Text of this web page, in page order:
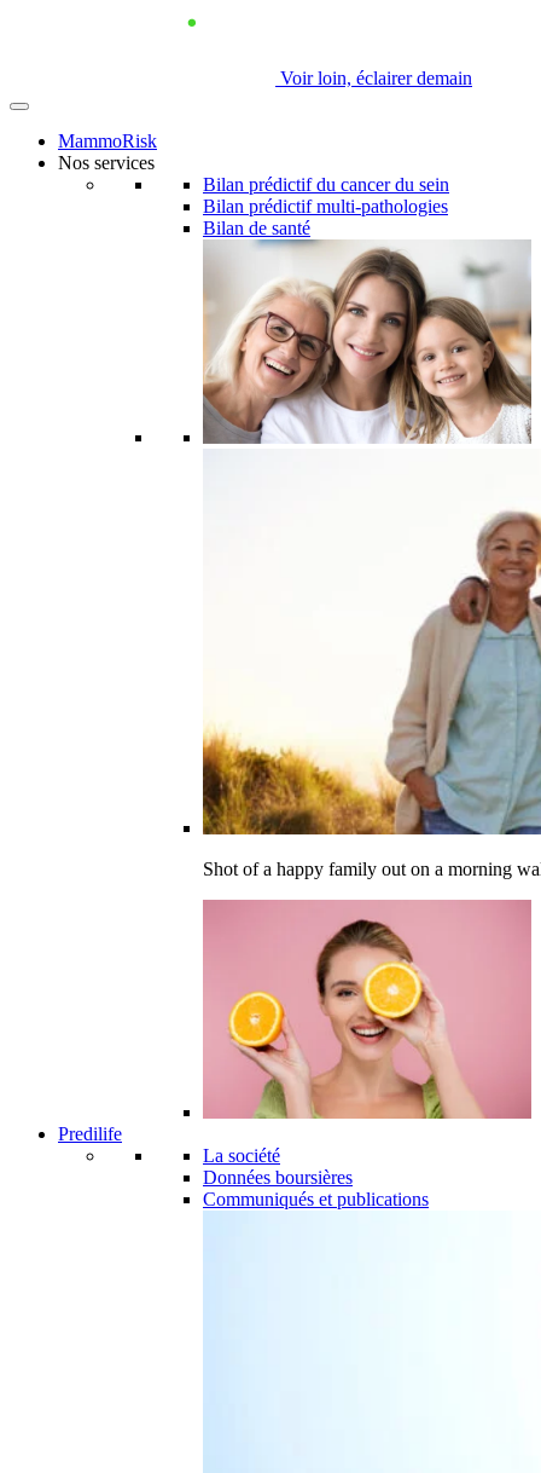
Voir loin, éclairer demain
MammoRisk
Nos services
Bilan prédictif du cancer du sein
Bilan prédictif multi-pathologies
Bilan de santé
Shot of a happy family out on a morning
Predilife
La société
Données boursières
Communiqués et publications